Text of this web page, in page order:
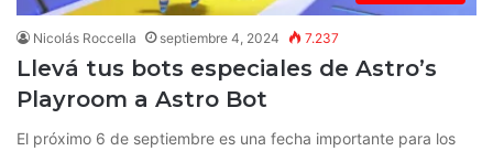
Nicolás Roccella septiembre 4, 2024 7.237
Llevá tus bots especiales de Astro’s
Playroom a Astro Bot
El próximo 6 de septiembre es una fecha importante para los